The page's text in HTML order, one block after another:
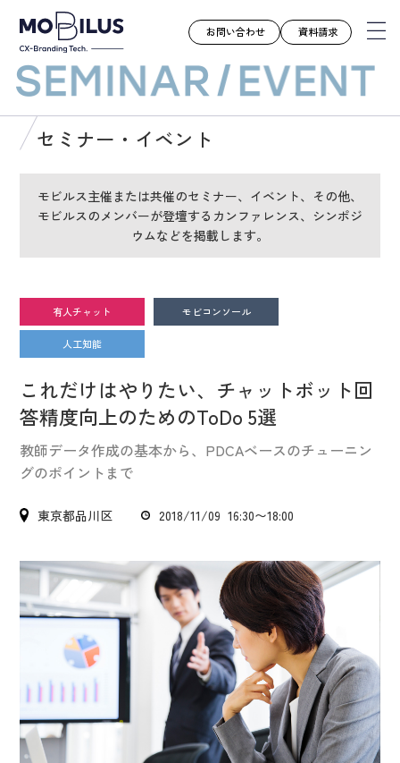
モビルスとは
導入事例
ユースケース
お知らせ
お役立ち資料
会社案内
採用情報
IR情報
CX向上情報サイト
お問い合わせ 資料請求
セミナー・イベント
モビルス主催または共催のセミナー、イベント、その他、
モビルスのメンバーが登壇するカンファレンス、シンポジ
ウムなどを掲載します。
有人チャット モビコンソール
人工知能
これだけはやりたい、チャットボット回
答精度向上のためのToDo 5選
教師データ作成の基本から、PDCAベースのチューニン
グのポイントまで
東京都品川区 2018/11/09 16:30〜18:00